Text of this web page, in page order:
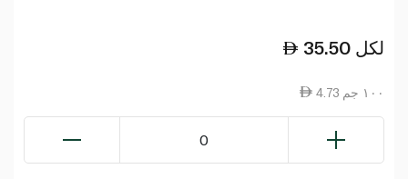
35.50 لكل
4.73 ١٠٠ جم
0